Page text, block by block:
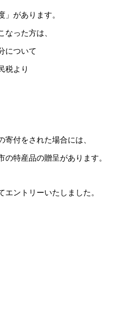
があります。
った方は、
について
税より
付をされた場合には、
特産品の贈呈があります。
ントリーいたしました。